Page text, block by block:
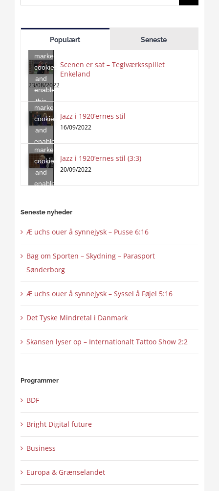
for:
Populært Seneste
accept
marketing
cookies
and
enable
this
content
Scenen er sat – Teglværksspillet
Enkeland
23/08/2022
Click
to
marketing
cookies
and
enable
this
content
Jazz i 1920’ernes stil
16/09/2022
Click
to
accept
marketing
cookies
and
enable
Jazz i 1920’ernes stil (3:3)
20/09/2022
Seneste nyheder
Æ uchs ouer å synnejysk – Pusse 6:16
Bag om Sporten – Skydning – Parasport
Sønderborg
Æ uchs ouer å synnejysk – Syssel å Føjel 5:16
Det Tyske Mindretal i Danmark
Skansen lyser op – Internationalt Tattoo Show 2:2
Programmer
BDF
Bright Digital future
Business
Europa & Grænselandet